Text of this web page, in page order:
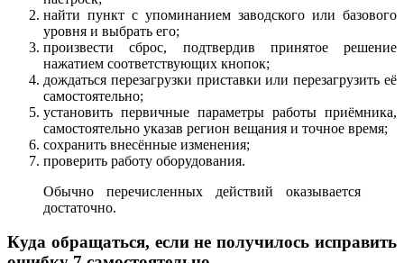
найти пункт с упоминанием заводского или базового
уровня и выбрать его;
произвести сброс, подтвердив принятое решение
нажатием соответствующих кнопок;
дождаться перезагрузки приставки или перезагрузить её
самостоятельно;
установить первичные параметры работы приёмника,
самостоятельно указав регион вещания и точное время;
сохранить внесённые изменения;
проверить работу оборудования.
Обычно перечисленных действий оказывается
достаточно.
Куда обращаться, если не получилось исправить